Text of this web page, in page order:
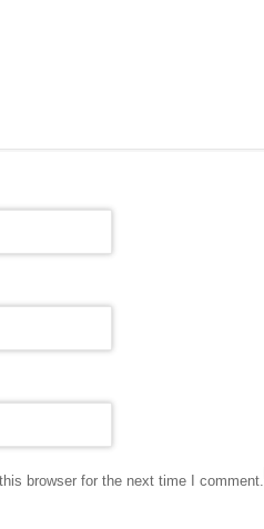
browser for the next time I comment.